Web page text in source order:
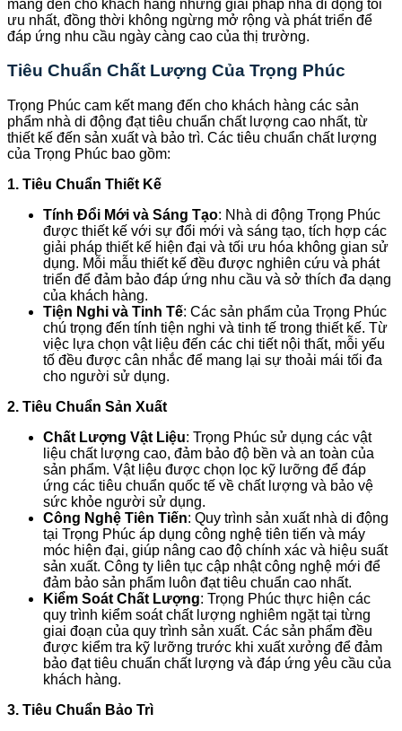
mang đến cho khách hàng những giải pháp nhà di động tối
ưu nhất, đồng thời không ngừng mở rộng và phát triển để
đáp ứng nhu cầu ngày càng cao của thị trường.
Tiêu Chuẩn Chất Lượng Của Trọng Phúc
Trọng Phúc cam kết mang đến cho khách hàng các sản
phẩm nhà di động đạt tiêu chuẩn chất lượng cao nhất, từ
thiết kế đến sản xuất và bảo trì. Các tiêu chuẩn chất lượng
của Trọng Phúc bao gồm:
1. Tiêu Chuẩn Thiết Kế
Tính Đổi Mới và Sáng Tạo: Nhà di động Trọng Phúc
được thiết kế với sự đổi mới và sáng tạo, tích hợp các
giải pháp thiết kế hiện đại và tối ưu hóa không gian sử
dụng. Mỗi mẫu thiết kế đều được nghiên cứu và phát
triển để đảm bảo đáp ứng nhu cầu và sở thích đa dạng
của khách hàng.
Tiện Nghi và Tinh Tế: Các sản phẩm của Trọng Phúc
chú trọng đến tính tiện nghi và tinh tế trong thiết kế. Từ
việc lựa chọn vật liệu đến các chi tiết nội thất, mỗi yếu
tố đều được cân nhắc để mang lại sự thoải mái tối đa
cho người sử dụng.
2. Tiêu Chuẩn Sản Xuất
Chất Lượng Vật Liệu: Trọng Phúc sử dụng các vật
liệu chất lượng cao, đảm bảo độ bền và an toàn của
sản phẩm. Vật liệu được chọn lọc kỹ lưỡng để đáp
ứng các tiêu chuẩn quốc tế về chất lượng và bảo vệ
sức khỏe người sử dụng.
Công Nghệ Tiên Tiến: Quy trình sản xuất nhà di động
tại Trọng Phúc áp dụng công nghệ tiên tiến và máy
móc hiện đại, giúp nâng cao độ chính xác và hiệu suất
sản xuất. Công ty liên tục cập nhật công nghệ mới để
đảm bảo sản phẩm luôn đạt tiêu chuẩn cao nhất.
Kiểm Soát Chất Lượng: Trọng Phúc thực hiện các
quy trình kiểm soát chất lượng nghiêm ngặt tại từng
giai đoạn của quy trình sản xuất. Các sản phẩm đều
được kiểm tra kỹ lưỡng trước khi xuất xưởng để đảm
bảo đạt tiêu chuẩn chất lượng và đáp ứng yêu cầu của
khách hàng.
3. Tiêu Chuẩn Bảo Trì